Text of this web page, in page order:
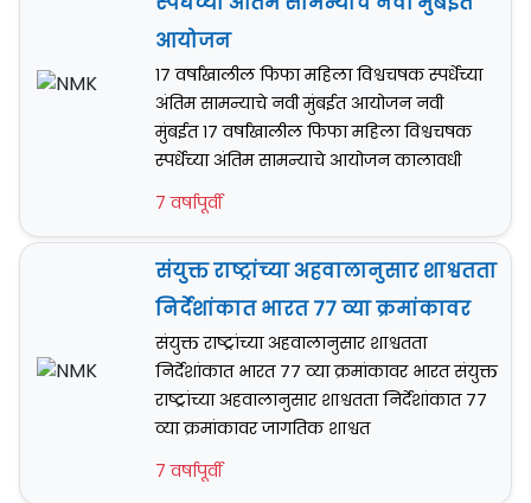
आयोजन
१७ वर्षांखालील फिफा महिला विश्वचषक स्पर्धेच्या
अंतिम सामन्याचे नवी मुंबईत आयोजन नवी
मुंबईत १७ वर्षांखालील फिफा महिला विश्वचषक
स्पर्धेच्या अंतिम सामन्याचे आयोजन कालावधी
7 वर्षापूर्वी
संयुक्त राष्ट्रांच्या अहवालानुसार शाश्वतता
निर्देशांकात भारत ७७ व्या क्रमांकावर
संयुक्त राष्ट्रांच्या अहवालानुसार शाश्वतता
निर्देशांकात भारत ७७ व्या क्रमांकावर भारत संयुक्त
राष्ट्रांच्या अहवालानुसार शाश्वतता निर्देशांकात ७७
व्या क्रमांकावर जागतिक शाश्वत
7 वर्षापूर्वी